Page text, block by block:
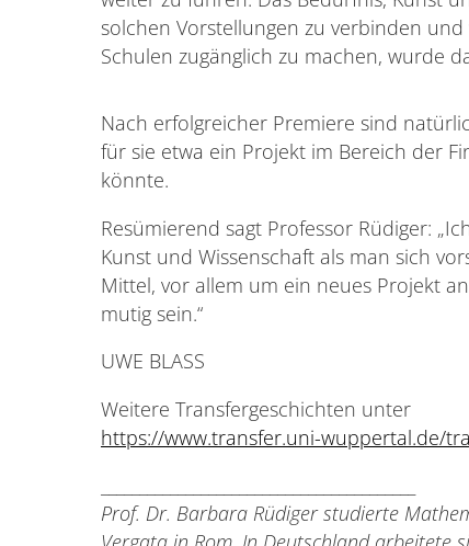
solchen Vorstellungen zu verbinden
Schulen zugänglich zu machen, wurde
Nach erfolgreicher Premiere sind
für sie etwa ein Projekt im Bereich der
könnte.
Resümierend sagt Professor Rüdiger:
Kunst und Wissenschaft als man sich
Mittel, vor allem um ein neues Projekt
mutig sein.“
UWE BLASS
Weitere Transfergeschichten unter
https://www.transfer.uni-wuppertal.de/
Prof. Dr. Barbara Rüdiger studierte